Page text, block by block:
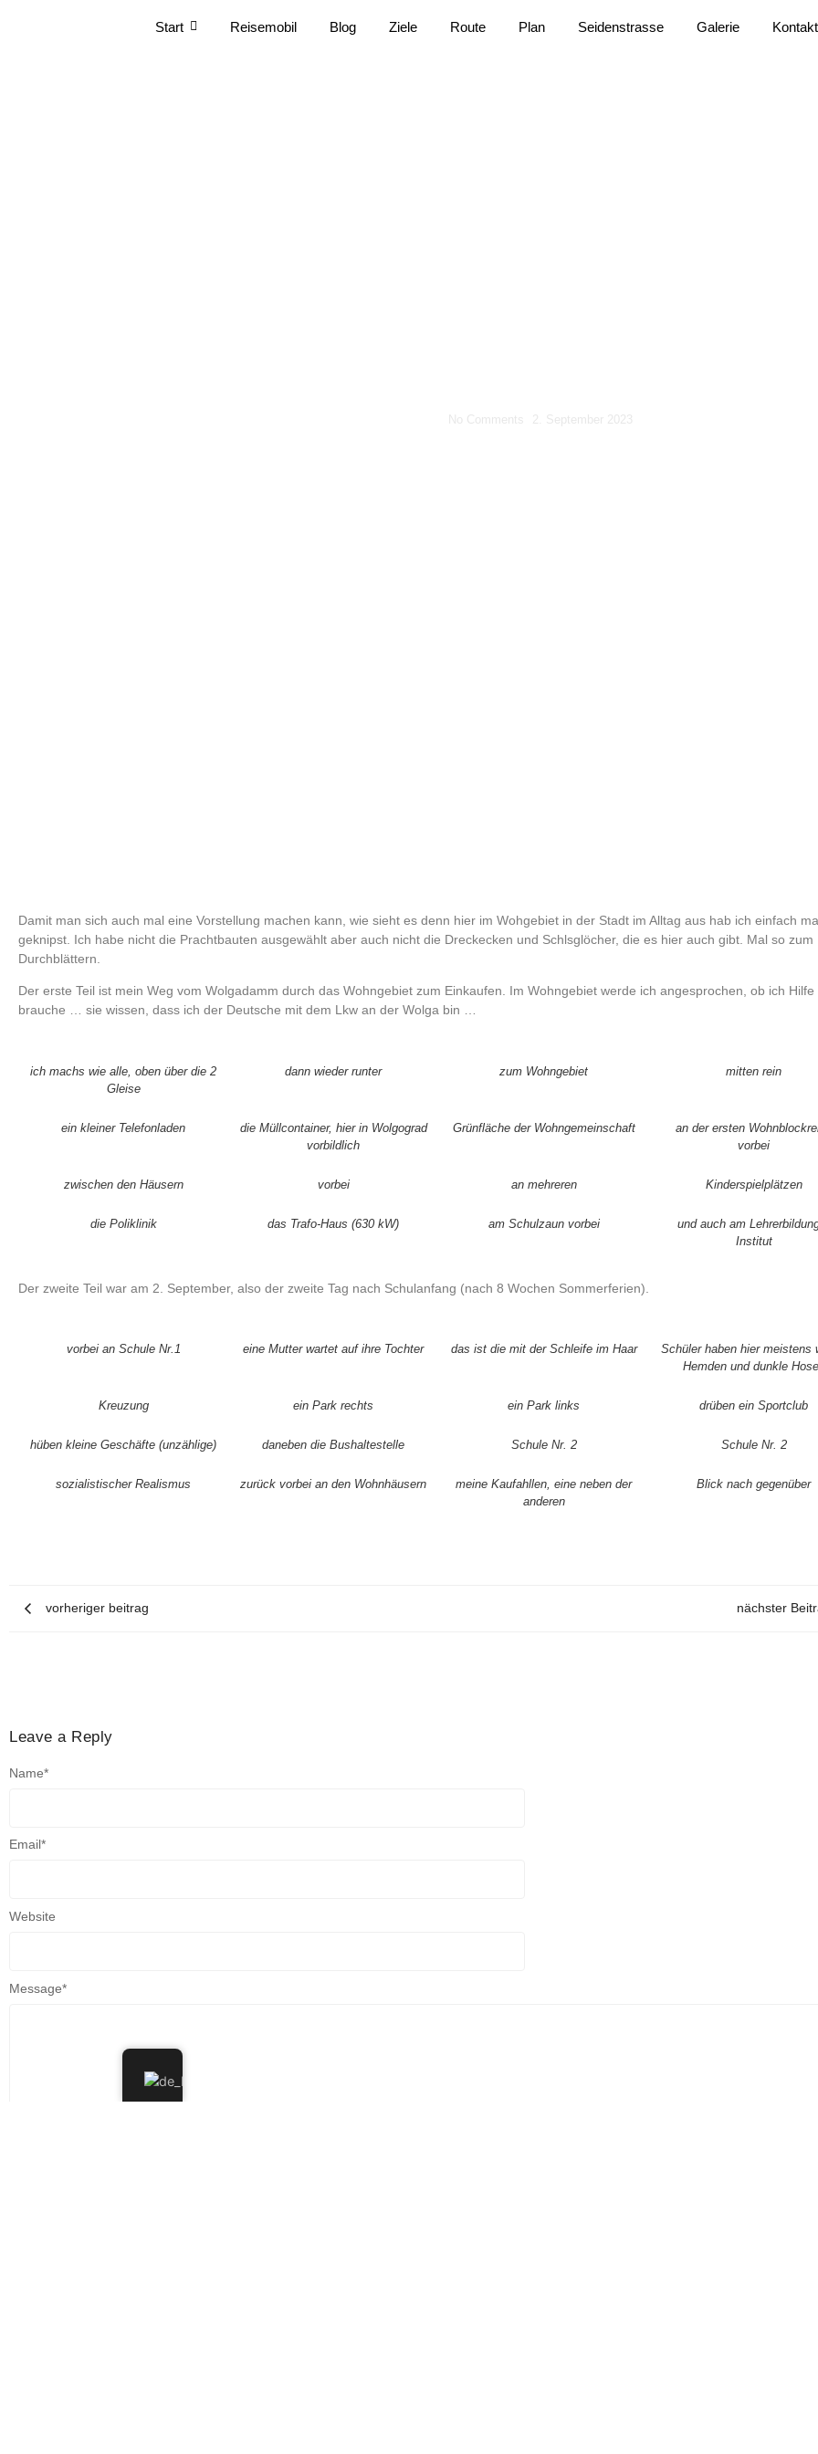
Start Reisemobil Blog Ziele Route Plan Seidenstrasse Galerie Kontakt
No Comments 2. September 2023
Damit man sich auch mal eine Vorstellung machen kann, wie sieht es denn hier im Wohgebiet in der Stadt im Alltag aus hab ich einfach
geknipst. Ich habe nicht die Prachtbauten ausgewählt aber auch nicht die Dreckecken und Schlsglöcher, die es hier auch gibt. Mal so zum
Durchblättern.
Der erste Teil ist mein Weg vom Wolgadamm durch das Wohngebiet zum Einkaufen. Im Wohngebiet werde ich angesprochen, ob ich Hilfe
brauche … sie wissen, dass ich der Deutsche mit dem Lkw an der Wolga bin …
ich machs wie alle, oben über die 2
Gleise
dann wieder runter zum Wohngebiet mitten rein
ein kleiner Telefonladen
die Müllcontainer, hier in Wolgograd
vorbildlich
Grünfläche der Wohngemeinschaft
an der ersten
vorbei
zwischen den Häusern vorbei an mehreren Kinderspielplätzen
die Poliklinik das Trafo-Haus (630 kW) am Schulzaun vorbei
und auch am
Institut
Der zweite Teil war am 2. September, also der zweite Tag nach Schulanfang (nach 8 Wochen Sommerferien).
vorbei an Schule Nr.1 eine Mutter wartet auf ihre Tochter das ist die mit der Schleife im Haar
Schüler haben hier meistens
Hemden und dunkle
Kreuzung ein Park rechts ein Park links drüben ein Sportclub
hüben kleine Geschäfte (unzählige) daneben die Bushaltestelle Schule Nr. 2 Schule Nr. 2
sozialistischer Realismus zurück vorbei an den Wohnhäusern
meine Kaufahllen, eine neben der
anderen
Blick nach gegenüber
vorheriger beitrag nächster
Leave a Reply
Message*
Name*
Email*
Website